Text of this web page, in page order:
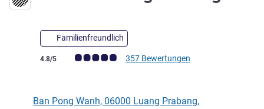
Familienfreundlich
Note Kundenmeinungen (Bewertung ALL)
4.8/5 357 Bewertungen
Ban Pong Wanh, 06000 Luang Prabang,